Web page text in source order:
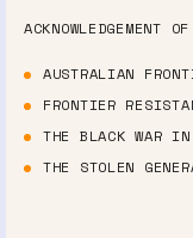
ACKNOWLEDGEMENT
AUSTRALIAN
FRONTIER
THE BLACK WAR
THE STOLEN